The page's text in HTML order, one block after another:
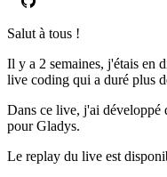
Salut à tous !
Il y a 2 semaines, j'étais en
live coding qui a duré plus
Dans ce live, j'ai développé
pour Gladys.
Le replay du live est